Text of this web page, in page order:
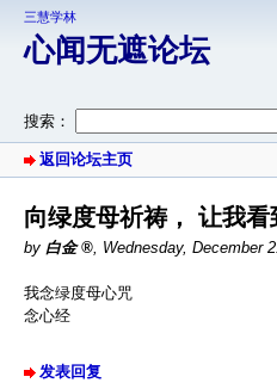
三慧学林
心闻无遮论坛
搜索：
返回论坛主页
向绿度母祈祷， 让我
by 白金 , Wednesday, December
我念绿度母心咒
念心经
发表回复